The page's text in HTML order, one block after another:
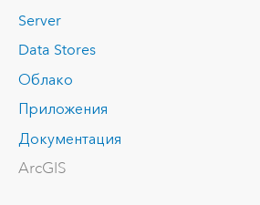
Server
Data Stores
Облако
Приложения
Документация
ArcGIS